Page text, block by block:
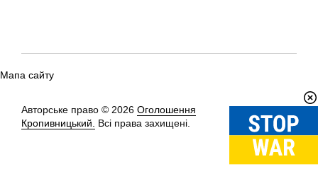
Мапа сайту
Авторське право © 2026 Оголошення
Кропивницький.
Всі права захищені.
Вгору↑